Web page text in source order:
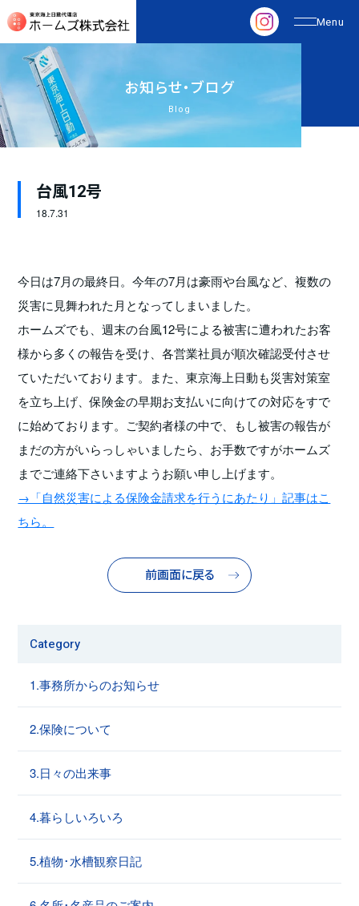
お知らせ・ブログ
Blog
台風12号
18.7.31
今日は7月の最終日。今年の7月は豪雨や台風など、複数の
災害に見舞われた月となってしまいました。
ホームズでも、週末の台風12号による被害に遭われたお客
様から多くの報告を受け、各営業社員が順次確認受付させ
ていただいております。また、東京海上日動も災害対策室
を立ち上げ、保険金の早期お支払いに向けての対応をすで
に始めております。ご契約者様の中で、もし被害の報告が
まだの方がいらっしゃいましたら、お手数ですがホームズ
までご連絡下さいますようお願い申し上げます。
→「自然災害による保険金請求を行うにあたり」記事はこ
ちら。
前画面に戻る
Category
1.事務所からのお知らせ
2.保険について
3.日々の出来事
4.暮らしいろいろ
5.植物･水槽観察日記